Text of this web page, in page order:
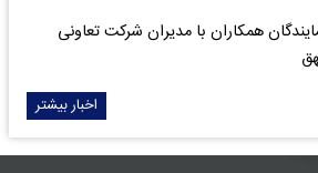
همکاران با مدیران شرکت تعاونی
اخبار بیشتر